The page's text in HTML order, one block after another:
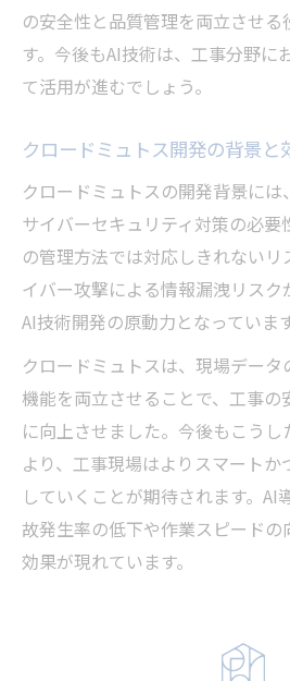
の安全性と品質管理を両立させる
す。今後もAI技術は、工事分野に
て活用が進むでしょう。
クロードミュトス開発の背景と
クロードミュトスの開発背景には
サイバーセキュリティ対策の必要
の管理方法では対応しきれない
イバー攻撃による情報漏洩リスク
AI技術開発の原動力となっています
クロードミュトスは、現場デー
機能を両立させることで、工事の
に向上させました。今後もこう
より、工事現場はよりスマートか
していくことが期待されます。AI
故発生率の低下や作業スピードの
効果が現れています。